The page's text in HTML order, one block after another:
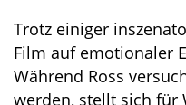
Trotz einiger
Film auf emotionaler
Während Ross
werden, stellt sich für